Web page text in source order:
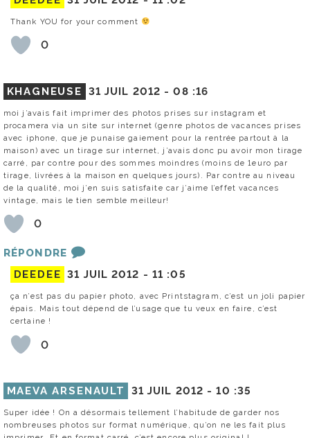
Thank YOU for your comment
0
KHAGNEUSE 31 JUIL 2012 -08 :16
moi j’avais fait imprimer des photos prises sur instagram et
procamera via un site sur internet (genre photos de vacances prises
avec iphone, que je punaise gaiement pour la rentrée partout à la
maison) avec un tirage sur internet, j’avais donc pu avoir mon tirage
carré, par contre pour des sommes moindres (moins de 1euro par
tirage, livrées à la maison en quelques jours). Par contre au niveau
de la qualité, moi j’en suis satisfaite car j’aime l’effet vacances
vintage, mais le tien semble meilleur!
0
RÉPONDRE
DEEDEE 31 JUIL 2012 - 11 :05
ça n’est pas du papier photo, avec Printstagram, c’est un joli papier
épais. Mais tout dépend de l’usage que tu veux en faire, c’est
certaine !
0
MAEVA ARSENAULT 31 JUIL 2012 -10 :35
Super idée ! On a désormais tellement l’habitude de garder nos
nombreuses photos sur format numérique, qu’on ne les fait plus